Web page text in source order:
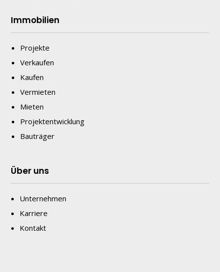
Immobilien
Projekte
Verkaufen
Kaufen
Vermieten
Mieten
Projektentwicklung
Bauträger
Über uns
Unternehmen
Karriere
Kontakt